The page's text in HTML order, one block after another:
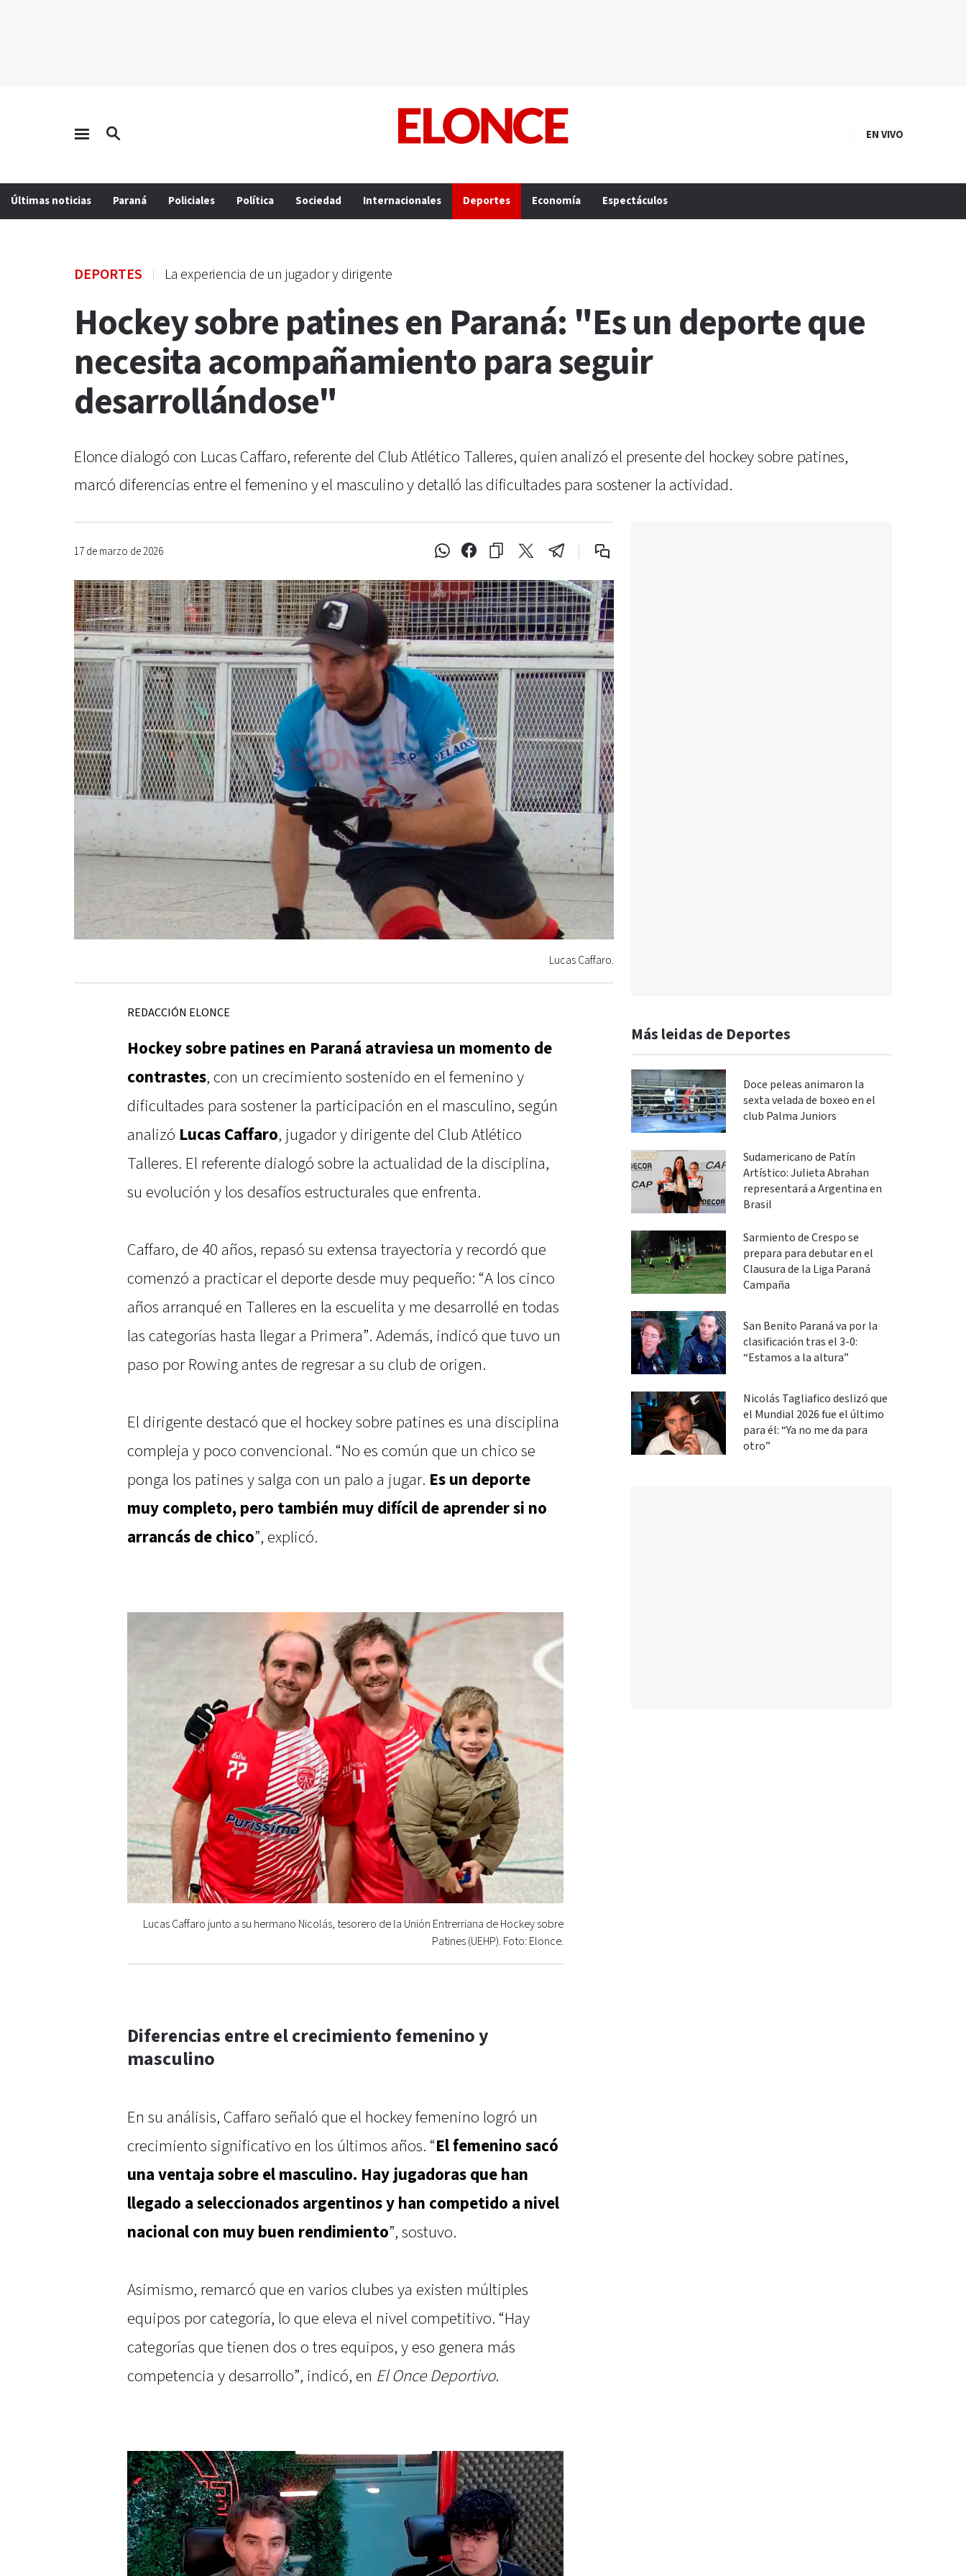
EN VIVO
Últimas noticias Paraná Policiales Política Sociedad Internacionales Deportes Economía Espectáculos
DEPORTES La experiencia de un jugador y dirigente
Hockey sobre patines en Paraná: "Es un deporte que
necesita acompañamiento para seguir
desarrollándose"
Elonce dialogó con Lucas Caffaro, referente del Club Atlético Talleres, quien analizó el presente del hockey sobre patines,
marcó diferencias entre el femenino y el masculino y detalló las dificultades para sostener la actividad.
17 de marzo de 2026
Lucas Caffaro.
REDACCIÓN ELONCE
Hockey sobre patines en Paraná atraviesa un momento de
contrastes, con un crecimiento sostenido en el femenino y
dificultades para sostener la participación en el masculino, según
analizó Lucas Caffaro, jugador y dirigente del Club Atlético
Talleres. El referente dialogó sobre la actualidad de la disciplina,
su evolución y los desafíos estructurales que enfrenta.
Caffaro, de 40 años, repasó su extensa trayectoria y recordó que
comenzó a practicar el deporte desde muy pequeño: “A los cinco
años arranqué en Talleres en la escuelita y me desarrollé en todas
las categorías hasta llegar a Primera”. Además, indicó que tuvo un
paso por Rowing antes de regresar a su club de origen.
El dirigente destacó que el hockey sobre patines es una disciplina
compleja y poco convencional. “No es común que un chico se
ponga los patines y salga con un palo a jugar. Es un deporte
muy completo, pero también muy difícil de aprender si no
arrancás de chico”, explicó.
Lucas Caffaro junto a su hermano Nicolás, tesorero de la Unión Entrerriana de Hockey sobre
Patines (UEHP). Foto: Elonce.
Diferencias entre el crecimiento femenino y
masculino
En su análisis, Caffaro señaló que el hockey femenino logró un
crecimiento significativo en los últimos años. “El femenino sacó
una ventaja sobre el masculino. Hay jugadoras que han
llegado a seleccionados argentinos y han competido a nivel
nacional con muy buen rendimiento”, sostuvo.
Asimismo, remarcó que en varios clubes ya existen múltiples
equipos por categoría, lo que eleva el nivel competitivo. “Hay
categorías que tienen dos o tres equipos, y eso genera más
competencia y desarrollo”, indicó, en El Once Deportivo.
Más leidas de Deportes
Doce peleas animaron la
sexta velada de boxeo en el
club Palma Juniors
Sudamericano de Patín
Artístico: Julieta Abrahan
representará a Argentina en
Brasil
Sarmiento de Crespo se
prepara para debutar en el
Clausura de la Liga Paraná
Campaña
San Benito Paraná va por la
clasificación tras el 3-0:
“Estamos a la altura”
Nicolás Tagliafico deslizó que
el Mundial 2026 fue el último
para él: “Ya no me da para
otro”